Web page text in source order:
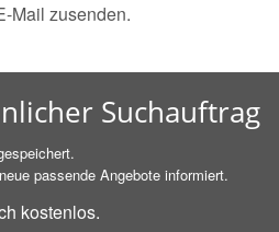
Mail zusenden.
Suchauftrag
passende Angebote informiert.
kostenlos.